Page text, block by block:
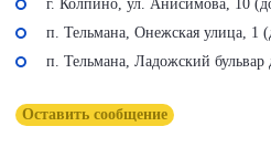
г. Колпино, ул. Анисимова, 10
п. Тельмана, Онежская улица, 1
п. Тельмана, Ладожский бульвар
Оставить сообщение